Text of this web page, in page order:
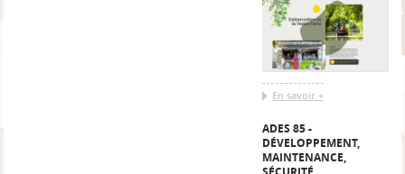
En savoir +
ADES 85 -
DÉVELOPPEMENT,
MAINTENANCE,